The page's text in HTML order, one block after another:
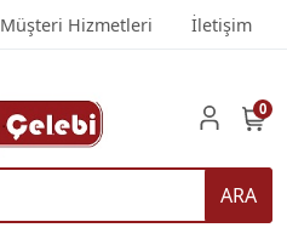
Müşteri Hizmetleri İletişim
ARA
0